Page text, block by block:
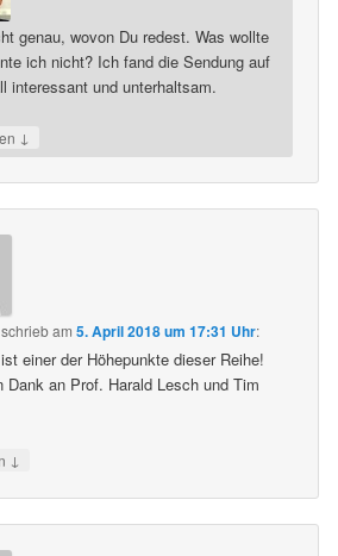
genau, wovon Du redest. Was wollte
ich nicht? Ich fand die Sendung auf
interessant und unterhaltsam.
↓
schriebam5. April 2018 um 17:31 Uhr:
einer der Höhepunkte dieser Reihe!
Dank an Prof. Harald Lesch und Tim
↓